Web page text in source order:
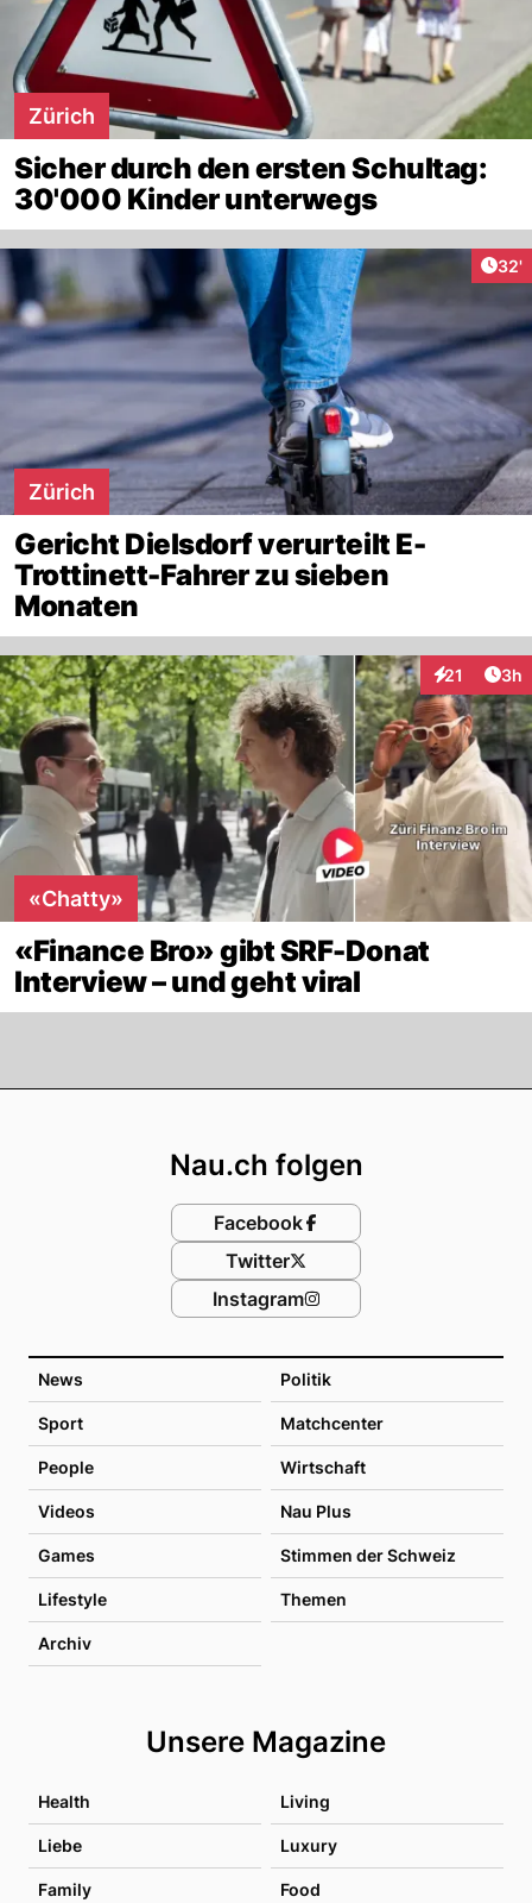
Zürich
Sicher durch den ersten Schultag:
30'000 Kinder unterwegs
32'
Zürich
Gericht Dielsdorf verurteilt E-
Trottinett-Fahrer zu sieben
Monaten
21
Interaktionen
3h
«Chatty»
«Finance Bro» gibt SRF-Donat
Interview – und geht viral
News Politik
Sport Matchcenter
People Wirtschaft
Videos Nau Plus
Games Stimmen der Schweiz
Lifestyle Themen
Archiv
Unsere Magazine
Health Living
Liebe Luxury
Family Food
Nau.ch folgen
Facebook
Twitter
Instagram